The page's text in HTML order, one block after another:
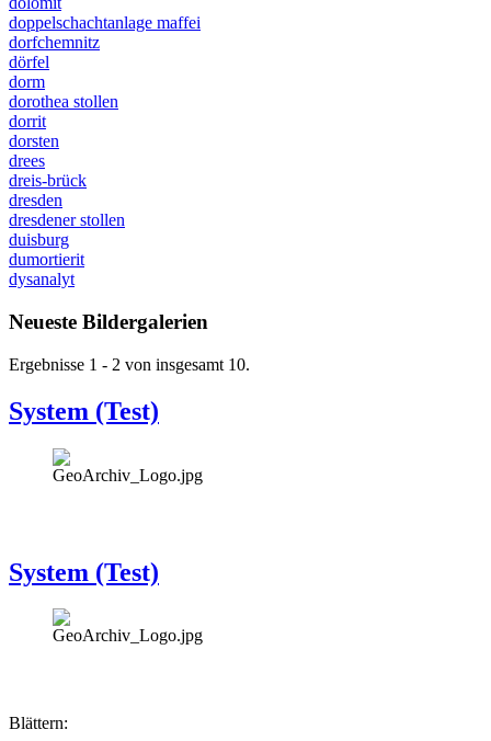
doppelschachtanlage maffei
dorfchemnitz
dörfel
dorm
dorothea stollen
dorrit
dorsten
drees
dreis-brück
dresden
dresdener stollen
duisburg
dumortierit
dysanalyt
Neueste Bildergalerien
Ergebnisse 1 - 2 von insgesamt 10.
System (Test)
System (Test)
Blättern: